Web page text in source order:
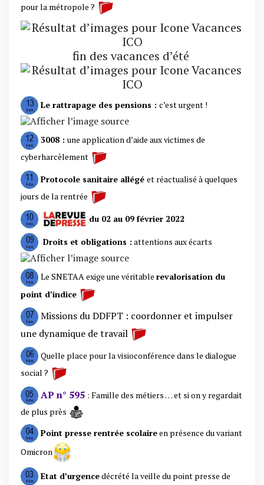
pour la métropole ?
fin des vacances d’été
Le rattrapage des pensions : c’est urgent !
3008 : une application d’aide aux victimes de
cyberharcèlement
Protocole sanitaire allégé et réactualisé à quelques
jours de la rentrée
du 02 au 09 février 2022
Droits et obligations : attentions aux écarts
Le SNETAA exige une véritable revalorisation du
point d’indice
Missions du DDFPT : coordonner et impulser
une dynamique de travail
Quelle place pour la visioconférence dans le dialogue
social ?
AP n° 595 : Famille des métiers … et si on y regardait
de plus près
Point presse rentrée scolaireen présence du variant
Omicron
Etat d’urgencedécrété la veille du point presse de